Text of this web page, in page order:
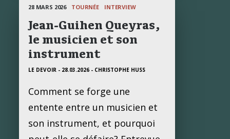
28 MARS 2026 TOURNÉE INTERVIEW
Jean-Guihen Queyras,
le musicien et son
instrument
LE DEVOIR - 28.03.2026 - CHRISTOPHE HUSS
Comment se forge une
entente entre un musicien et
son instrument, et pourquoi